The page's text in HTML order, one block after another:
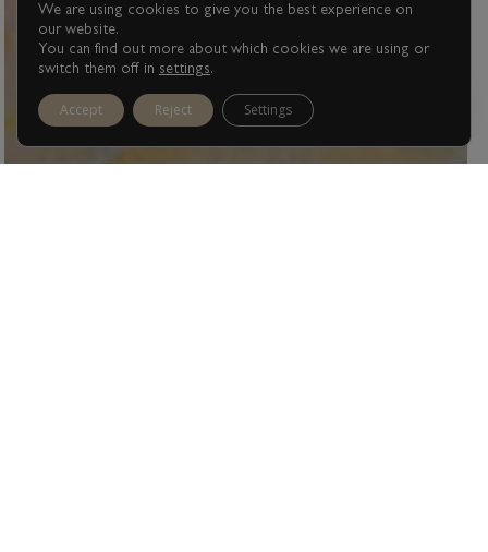
We are using cookies to give you the best experience on
our website.
You can find out more about which cookies we are using or
switch them off in settings.
Accept Reject Settings